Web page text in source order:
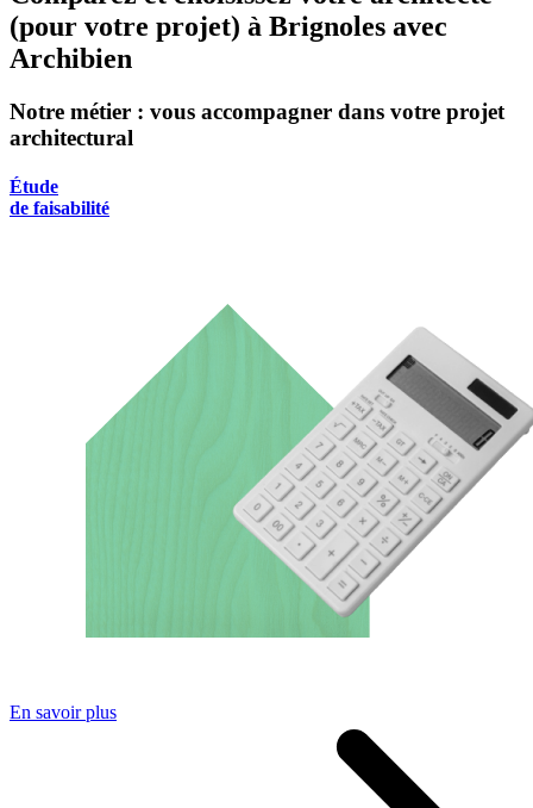
(pour votre projet) à Brignoles avec
Archibien
Notre métier : vous accompagner dans votre projet
architectural
Étude
de faisabilité
En savoir plus